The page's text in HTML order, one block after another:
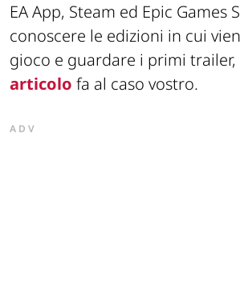
EA App, Steam ed Epic Games
conoscere le edizioni in cui
gioco e guardare i primi trailer,
articolo fa al caso vostro.
ADV